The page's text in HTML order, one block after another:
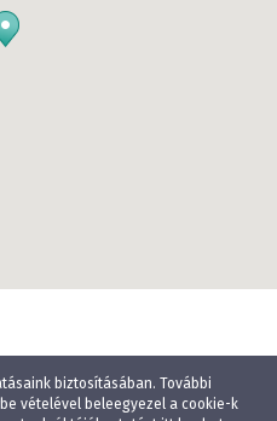
biztosításában. További
vételével beleegyezel a cookie-k